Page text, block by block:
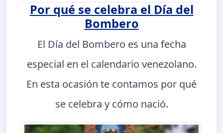
Por qué se celebra el Día del
Bombero
El Día del Bombero es una fecha
especial en el calendario venezolano.
En esta ocasión te contamos por qué
se celebra y cómo nació.